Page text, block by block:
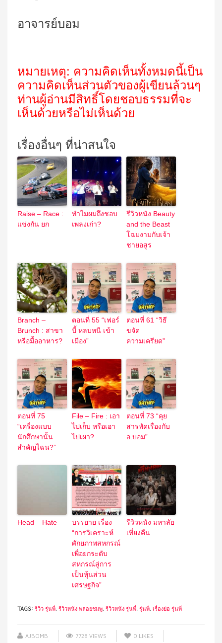
อาจารย์บอม
หมายเหตุ: ความคิดเห็นทั้งหมดนี้เป็น
ความคิดเห็นส่วนตัวของผู้เขียนล้วนๆ
ท่านผู้อ่านมีสิทธิ์โดยชอบธรรมที่จะ
เห็นด้วยหรือไม่เห็นด้วย
เรื่องอื่นๆ ที่น่าสนใจ
Raise – Race :
แข่งกัน ยก
ทำไมผมถึงชอบ
เพลงเก่า?
รีวิวหนัง Beauty
and the Beast
โฉมงามกับเจ้า
ชายอสูร
Branch –
Brunch : สาขา
หรือมื้ออาหาร?
ตอนที่ 55 “เฟอร์
บี้ หลบหนี เข้า
เมือง”
ตอนที่ 61 “วิธี
ขจัด
ความเครียด”
ตอนที่ 75
“เครื่องแบบ
นักศึกษานั้น
สำคัญไฉน?”
File – Fire : เอา
ไปเก็บ หรือเอา
ไปเผา?
ตอนที่ 73 “คุย
สารพัดเรื่องกับ
อ.บอม”
Head – Hate
บรรยาย เรื่อง
“การวิเคราะห์
ศักยภาพสหกรณ์
เพื่อยกระดับ
สหกรณ์สู่การ
เป็นหุ้นส่วน
เศรษฐกิจ”
รีวิวหนัง มหาลัย
เที่ยงคืน
TAGS: รีวิว รุ่นพี่, รีวิวหนัง พลอยชมพู, รีวิวหนัง รุ่นพี่, รุ่นพี่, เรื่องย่อ รุ่นพี่
AJBOMB 7728 VIEWS 0 LIKES